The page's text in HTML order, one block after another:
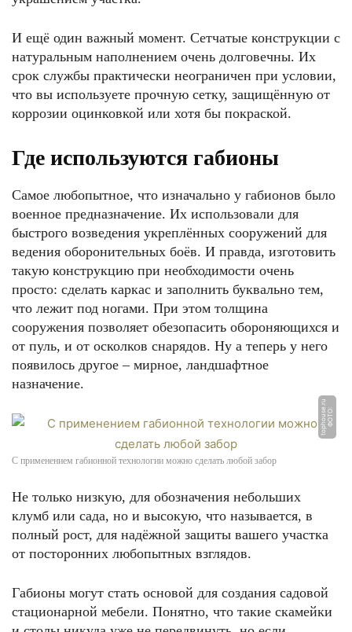
И ещё один важный момент. Сетчатые конструкции с
натуральным наполнением очень долговечны. Их
срок службы практически неограничен при условии,
что вы используете прочную сетку, защищённую от
коррозии оцинковкой или хотя бы покраской.
Где используются габионы
Самое любопытное, что изначально у габионов было
военное предназначение. Их использовали для
быстрого возведения укреплённых сооружений для
ведения оборонительных боёв. И правда, изготовить
такую конструкцию при необходимости очень
просто: сделать каркас и заполнить буквально тем,
что лежит под ногами. При этом толщина
сооружения позволяет обезопасить обороняющихся и
от пуль, и от осколков снарядов. Ну а теперь у него
появилось другое – мирное, ландшафтное
назначение.
Ф
О
Т
О:
t
o
p
h
o
u
s
e.
r
u
С применением габионной технологии можно сделать любой забор
Не только низкую, для обозначения небольших
клумб или сада, но и высокую, что называется, в
полный рост, для надёжной защиты вашего участка
от посторонних любопытных взглядов.
Габионы могут стать основой для создания садовой
стационарной мебели. Понятно, что такие скамейки